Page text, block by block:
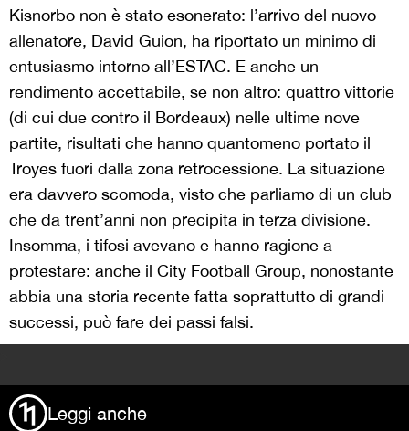
Kisnorbo non è stato esonerato: l’arrivo del nuovo
allenatore, David Guion, ha riportato un minimo di
entusiasmo intorno all’ESTAC. E anche un
rendimento accettabile, se non altro: quattro vittorie
(di cui due contro il Bordeaux) nelle ultime nove
partite, risultati che hanno quantomeno portato il
Troyes fuori dalla zona retrocessione. La situazione
era davvero scomoda, visto che parliamo di un club
che da trent’anni non precipita in terza divisione.
Insomma, i tifosi avevano e hanno ragione a
protestare: anche il City Football Group, nonostante
abbia una storia recente fatta soprattutto di grandi
successi, può fare dei passi falsi.
Leggi anche